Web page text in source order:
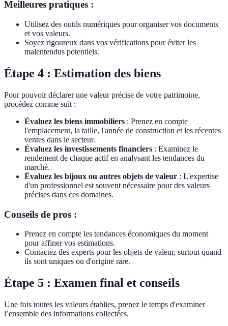
Meilleures pratiques :
Utilisez des outils numériques pour organiser vos documents
et vos valeurs.
Soyez rigoureux dans vos vérifications pour éviter les
malentendus potentiels.
Étape 4 : Estimation des biens
Pour pouvoir déclarer une valeur précise de votre patrimoine,
procédez comme suit :
Évaluez les biens immobiliers : Prenez en compte
l'emplacement, la taille, l'année de construction et les récentes
ventes dans le secteur.
Évaluez les investissements financiers : Examinez le
rendement de chaque actif en analysant les tendances du
marché.
Évaluez les bijoux ou autres objets de valeur : L'expertise
d'un professionnel est souvent nécessaire pour des valeurs
précises dans ces domaines.
Conseils de pros :
Prenez en compte les tendances économiques du moment
pour affiner vos estimations.
Contactez des experts pour les objets de valeur, surtout quand
ils sont uniques ou d'origine rare.
Étape 5 : Examen final et conseils
Une fois toutes les valeurs établies, prenez le temps d'examiner
l’ensemble des informations collectées.